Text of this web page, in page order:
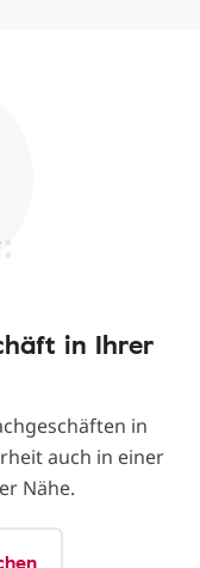
in Ihrer
in
auch in einer
Nähe.